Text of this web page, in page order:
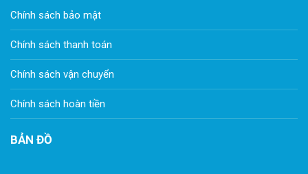
Chính sách bảo mật
Chính sách thanh toán
Chính sách vận chuyển
Chính sách hoàn tiền
BẢN ĐỒ